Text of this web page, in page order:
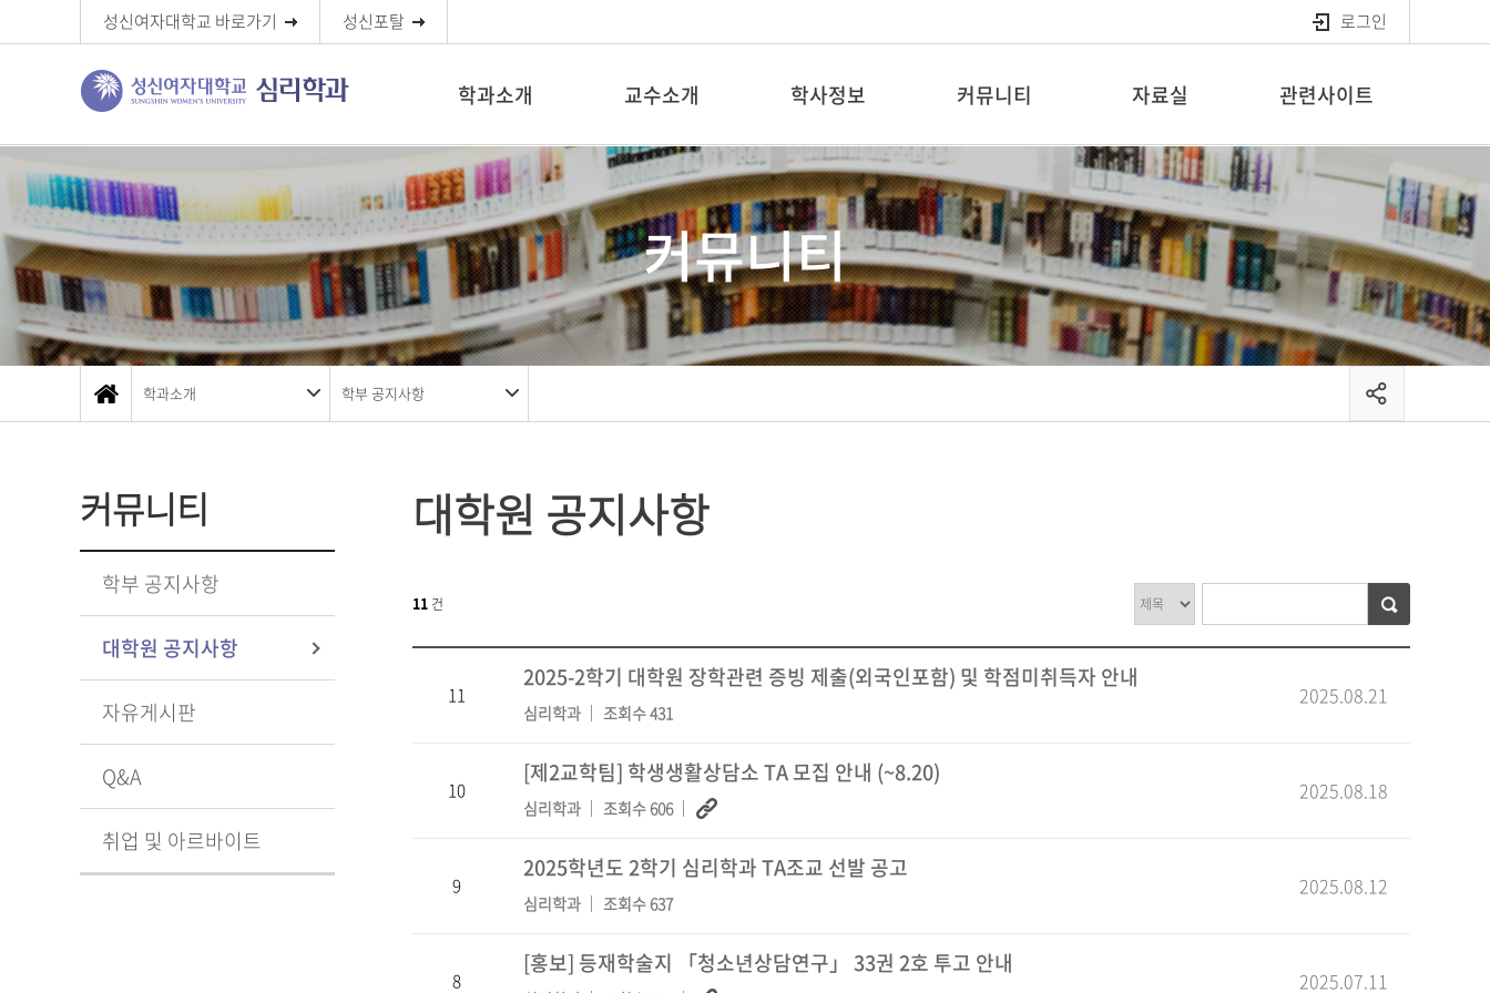
성신여자대학교 바로가기 성신포탈 로그인
학과소개 교수소개 학사정보 커뮤니티 자료실 관련사이트
커뮤니티
학과소개 학부 공지사항
커뮤니티
학부 공지사항
대학원 공지사항
자유게시판
Q&A
취업 및 아르바이트
대학원 공지사항
11 건
11
2025-2학기 대학원 장학관련 증빙 제출(외국인포함) 및 학점미취득자 안내
심리학과 조회수 431
2025.08.21
10
[제2교학팀] 학생생활상담소 TA 모집 안내 (~8.20)
심리학과 조회수 606
2025.08.18
9
2025학년도 2학기 심리학과 TA조교 선발 공고
심리학과 조회수 637
2025.08.12
8
[홍보] 등재학술지 「청소년상담연구」 33권 2호 투고 안내
2025.07.11